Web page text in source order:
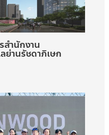
สำนักงาน
ย่านรัชดาภิเษก